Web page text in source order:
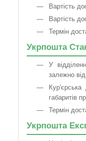
Вартість
Вартість
Термін
Укрпошта
У
залежно від
габаритів
Термін
Укрпошта